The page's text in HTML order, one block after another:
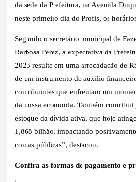
da sede da Prefeitura, na Avenida
neste primeiro dia do Profis, os
Segundo o secretário municipal de
Barbosa Perez, a expectativa da
2023 resulte em uma arrecadação de
de um instrumento de auxílio
contribuintes que enfrentam um
da nossa economia. Também contribui
estoque da dívida ativa, que hoje
1,868 bilhão, impactando
contas públicas”, destacou.
Confira as formas de pagamento e